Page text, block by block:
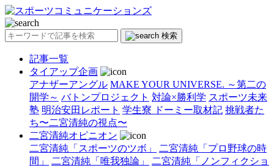
検索
記事一覧
タイアップ企画
アナザーアングル MAKE YOUR UNIVERSE. ～第二の
開学～ バトンプロジェクト 対論×勝利学 スポーツ未来
塾 明治安田レポート 学生寮 ドーミー取材記 挑戦者た
ち〜二宮清純の視点〜
二宮清純オピニオン
二宮清純「スポーツのツボ」
二宮清純「プロ野球の時
間」
二宮清純「唯我独論」
二宮清純「ノンフィクショ